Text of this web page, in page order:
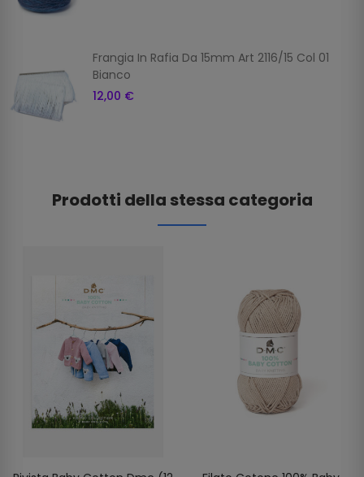
Frangia In Rafia Da 15mm Art 2116/15 Col 01
Bianco
12,00 €
Prodotti della stessa categoria